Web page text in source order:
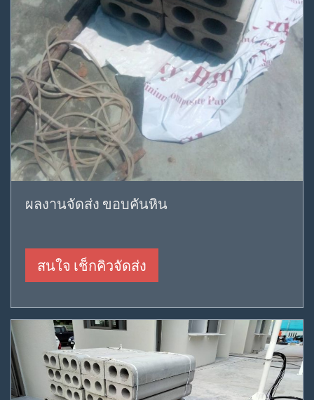
ผลงานจัดส่ง ขอบคันหิน
สนใจ เช็กคิวจัดส่ง